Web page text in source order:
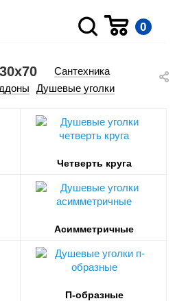
0
Сантехника
Душевые уголки
Четверть круга
Асимметричные
П-образные